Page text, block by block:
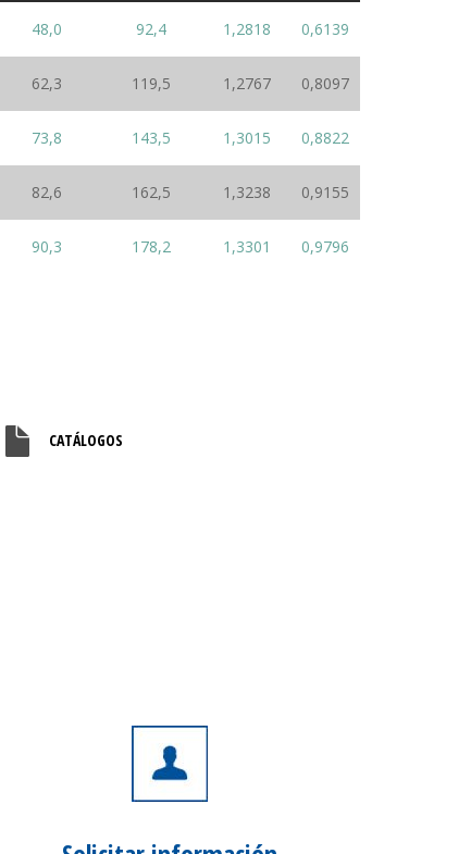
48,0 92,4 1,2818 0,6139
62,3 119,5 1,2767 0,8097
73,8 143,5 1,3015 0,8822
82,6 162,5 1,3238 0,9155
90,3 178,2 1,3301 0,9796
CATÁLOGOS